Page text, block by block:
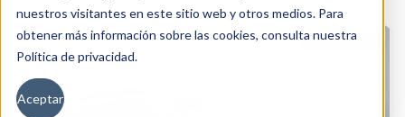
nuestros visitantes en este sitio web y otros medios. Para
obtener más información sobre las cookies, consulta nuestra
Política de privacidad.
Aceptar
RESERVADO